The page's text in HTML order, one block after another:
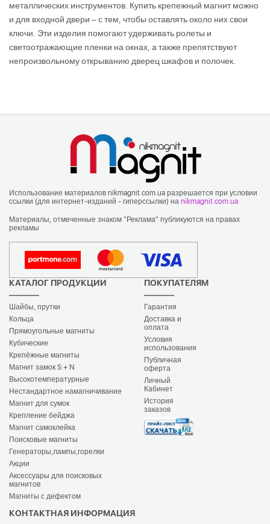
металлических инструментов. Купить крепежный магнит можно
и для входной двери – с тем, чтобы оставлять около них свои
ключи. Эти изделия помогают удерживать ролеты и
светоотражающие пленки на окнах, а также препятствуют
непроизвольному открыванию дверец шкафов и полочек.
Использование материалов nikmagnit.com.ua разрешается при условии
ссылки (для интернет-изданий - гиперссылки) на nikmagnit.com.ua
Материалы, отмеченные знаком "Реклама" публикуются на правах
рекламы
КАТАЛОГ ПРОДУКЦИИ
Шайбы, прутки
Кольца
Прямоугольные магниты
Кубические
Крепёжные магниты
Магнит замок S + N
Высокотемпературные
Нестандартное намагничивание
Магнит для сумок
Крепление бейджа
Магнит самоклейка
Поисковые магниты
Генераторы,лампы,горелки
Акции
Аксессуары для поисковых
магнитов
Магниты с дефектом
ПОКУПАТЕЛЯМ
Гарантия
Доставка и
оплата
Условия
использования
Публичная
оферта
Личный
Кабинет
История
заказов
КОНТАКТНАЯ ИНФОРМАЦИЯ